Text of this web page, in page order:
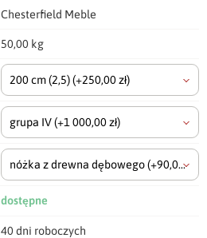
Chesterfield Meble
50,00 kg
200 cm(2,5)(+250,00 zł)
grupa IV(+1 000,00 zł)
nóżka z drewna dębowego(+90,00 zł)
dostępne
40 dni roboczych